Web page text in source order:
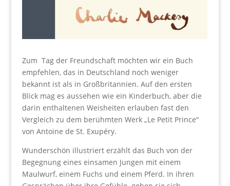
Zum Tag der Freundschaft möchten wir ein Buch
empfehlen, das in Deutschland noch weniger
bekannt ist als in Großbritannien. Auf den ersten
Blick mag es aussehen wie ein Kinderbuch, aber die
darin enthaltenen Weisheiten erlauben fast den
Vergleich zu dem berühmten Werk „Le Petit Prince“
von Antoine de St. Exupéry.
Wunderschön illustriert erzählt das Buch von der
Begegnung eines einsamen Jungen mit einem
Maulwurf, einem Fuchs und einem Pferd. In ihren